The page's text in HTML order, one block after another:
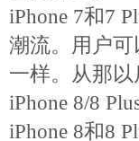
iPhone 7和7
潮流。用户
一样。从那
iPhone 8/8
iPhone 8和8